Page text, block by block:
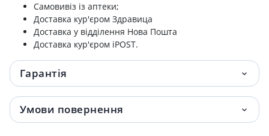
Кусачки заусеничні 2-206
Кусачки заусеничні волниста ручка 02-
Кусачки д/вросшего нігтя 02-239
Самовивіз із аптеки;
Доставка кур'єром Здравица
Доставка у відділення Нова Пошта
Доставка кур'єром iPOST.
Гарантія
Умови повернення